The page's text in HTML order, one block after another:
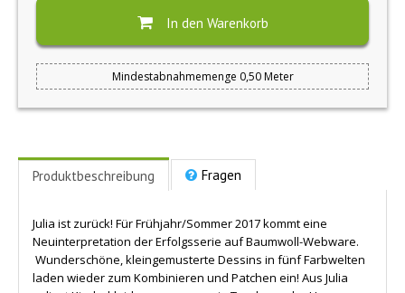
In den Warenkorb
Mindestabnahmemenge 0,50 Meter
Produktbeschreibung Fragen
Julia ist zurück! Für Frühjahr/Sommer 2017 kommt eine
Neuinterpretation der Erfolgsserie auf Baumwoll-Webware.
Wunderschöne, kleingemusterte Dessins in fünf Farbwelten
laden wieder zum Kombinieren und Patchen ein! Aus Julia